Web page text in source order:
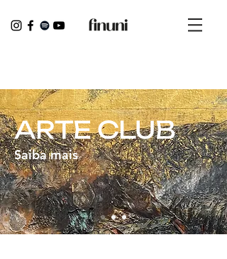
ARTE CLUB
Saiba mais